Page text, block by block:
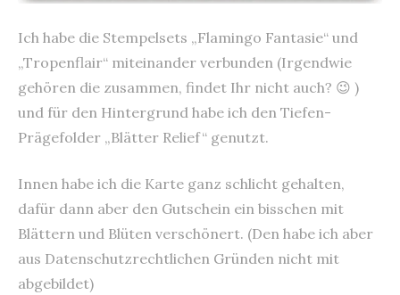
Ich habe die Stempelsets „Flamingo Fantasie“ und
„Tropenflair“ miteinander verbunden (Irgendwie
gehören die zusammen, findet Ihr nicht auch? 😉 )
und für den Hintergrund habe ich den Tiefen-
Prägefolder „Blätter Relief“ genutzt.
Innen habe ich die Karte ganz schlicht gehalten,
dafür dann aber den Gutschein ein bisschen mit
Blättern und Blüten verschönert. (Den habe ich aber
aus Datenschutzrechtlichen Gründen nicht mit
abgebildet)